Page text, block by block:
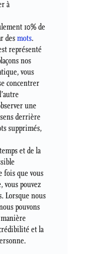
à
10% de
desmots.
représenté
nos
vous
concentrer
une
derrière
supprimés,
et de la
fois que vous
vous pouvez
Lorsque nous
pouvons
et la